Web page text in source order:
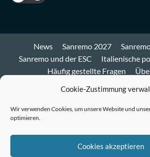
Cookie-Zustimmung
Wir verwenden Cookies, um unsere Website und
optimieren.
Cookies akzeptieren
News Sanremo 2027
Sanremo und der ESC
Italienische
Häufig gestellte Fragen
Mastodon
Twitter